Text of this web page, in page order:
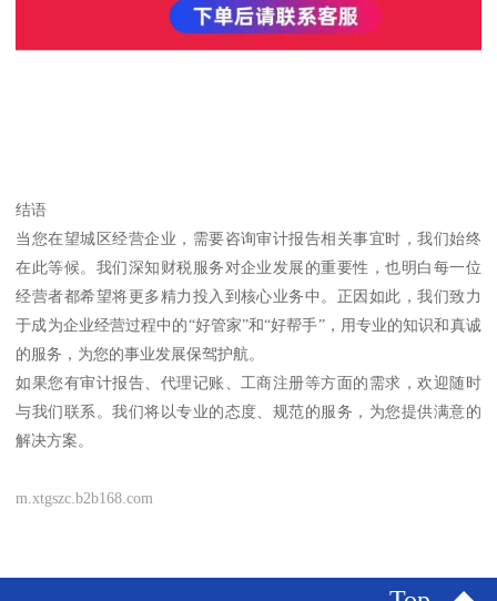
结语
当您在望城区经营企业，需要咨询审计报告相关事宜时，我们始终
在此等候。我们深知财税服务对企业发展的重要性，也明白每一位
经营者都希望将更多精力投入到核心业务中。正因如此，我们致力
于成为企业经营过程中的“好管家”和“好帮手”，用专业的知识和真诚
的服务，为您的事业发展保驾护航。
如果您有审计报告、代理记账、工商注册等方面的需求，欢迎随时
与我们联系。我们将以专业的态度、规范的服务，为您提供满意的
解决方案。
m.xtgszc.b2b168.com